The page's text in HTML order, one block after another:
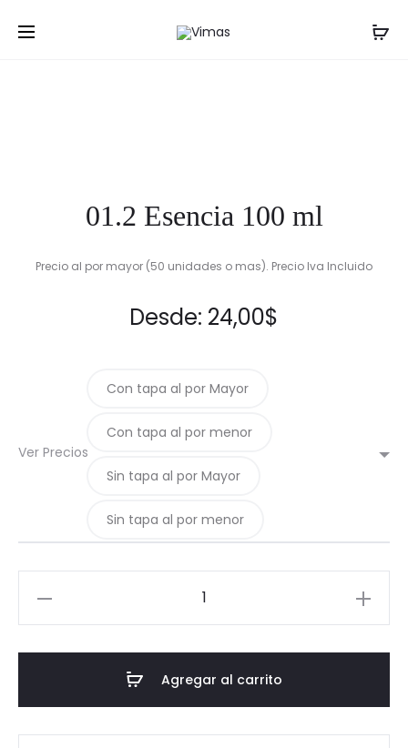
08.2-
VASO
Inicio 01.2 Esencia 100 ml
01.2 Esencia 100 ml
Precio al por mayor (50 unidades o mas). Precio Iva Incluido
Desde: 24,00$
Ver Precios
Con tapa al por Mayor
Con tapa al por menor
Sin tapa al por Mayor
Sin tapa al por menor
Agregar al carrito